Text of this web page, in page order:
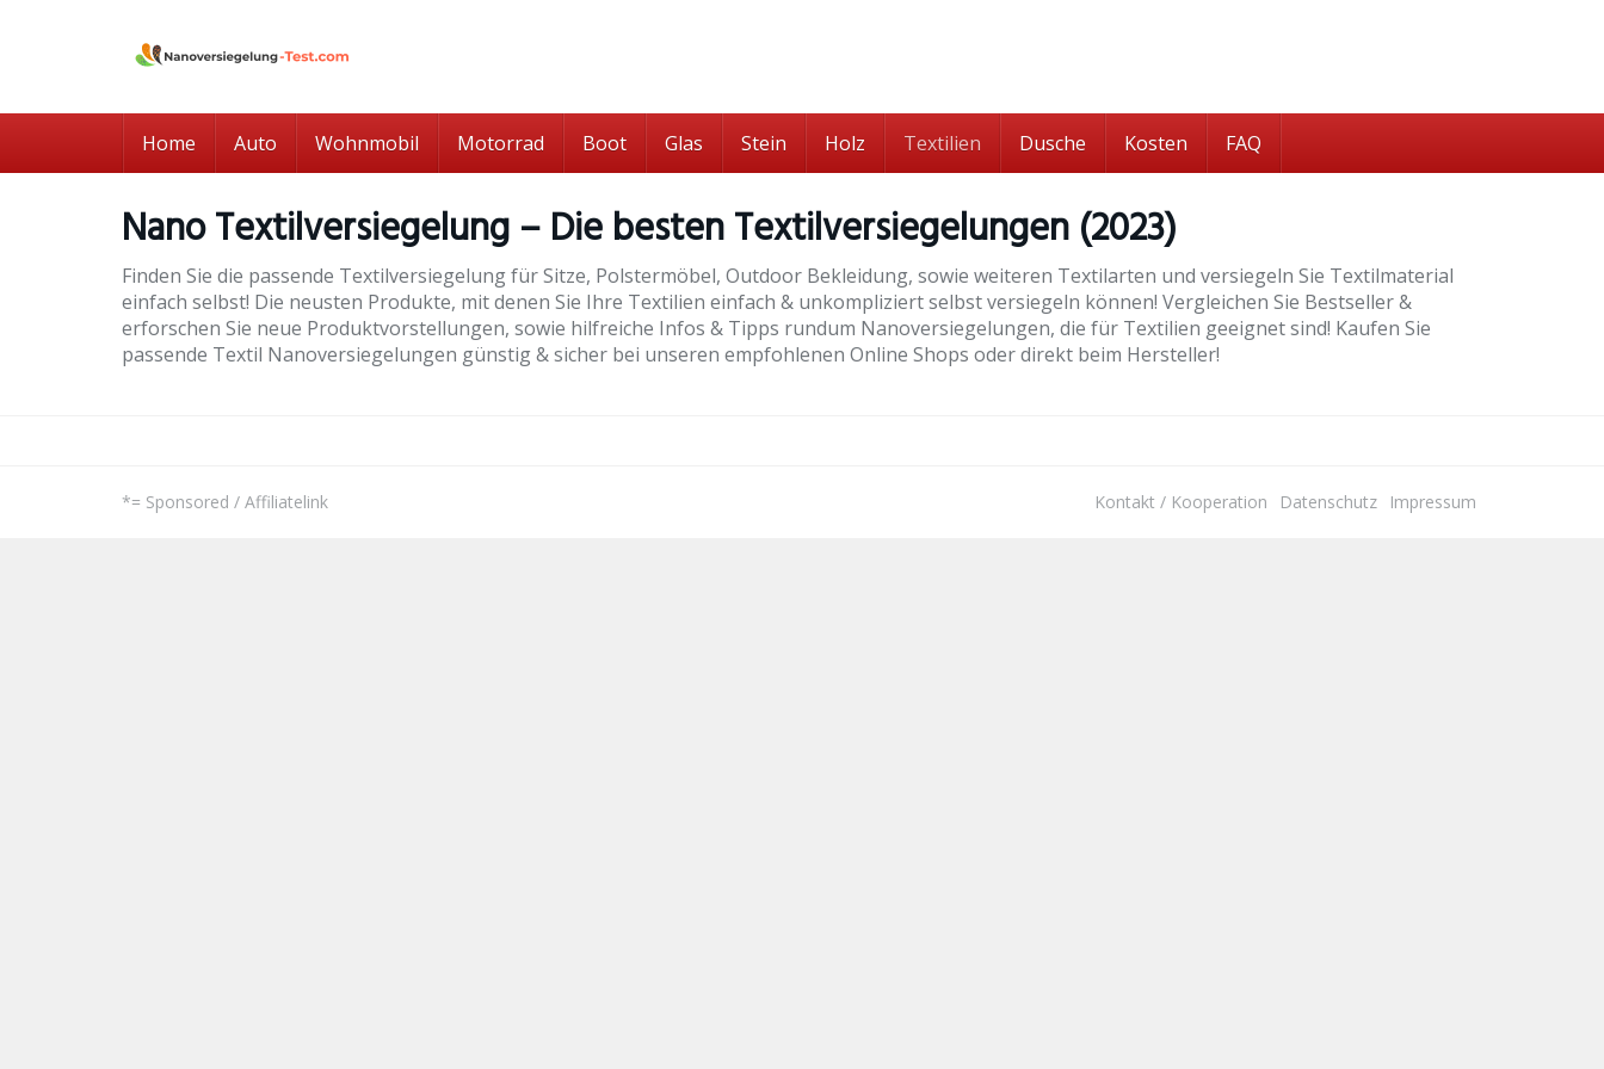
Home
Auto Wohnmobil Motorrad Boot Glas Stein Holz Textilien Dusche Kosten FAQ
Nano Textilversiegelung – Die besten Textilversiegelungen (2023)
Finden Sie die passende Textilversiegelung für Sitze, Polstermöbel, Outdoor Bekleidung, sowie weiteren Textilarten und versiegeln Sie Textilmaterial
einfach selbst! Die neusten Produkte, mit denen Sie Ihre Textilien einfach & unkompliziert selbst versiegeln können! Vergleichen Sie Bestseller &
erforschen Sie neue Produktvorstellungen, sowie hilfreiche Infos & Tipps rundum Nanoversiegelungen, die für Textilien geeignet sind! Kaufen Sie
passende Textil Nanoversiegelungen günstig & sicher bei unseren empfohlenen Online Shops oder direkt beim Hersteller!
*= Sponsored / Affiliatelink Kontakt / Kooperation Datenschutz Impressum